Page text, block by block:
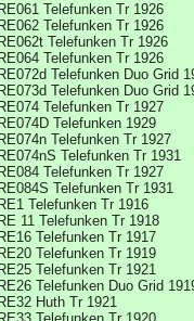
RE061 Telefunken Tr 1926
RE062 Telefunken Tr 1926
RE062t Telefunken Tr 1926
RE064 Telefunken Tr 1926
RE072d Telefunken Duo Grid
RE073d Telefunken Duo Grid
RE074 Telefunken Tr 1927
RE074D Telefunken 1929
RE074n Telefunken Tr 1927
RE074nS Telefunken Tr 1931
RE084 Telefunken Tr 1927
RE084S Telefunken Tr 1931
RE1 Telefunken Tr 1916
RE 11 Telefunken Tr 1918
RE16 Telefunken Tr 1917
RE20 Telefunken Tr 1919
RE25 Telefunken Tr 1921
RE26 Telefunken Duo Grid
RE32 Huth Tr 1921